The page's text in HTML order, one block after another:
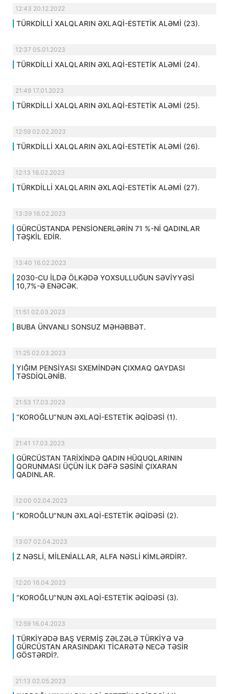
12:43 20.12.2022
TÜRKDİLLİ XALQLARIN ƏXLAQİ-ESTETİK ALƏMİ (23).
12:37 05.01.2023
TÜRKDİLLİ XALQLARIN ƏXLAQİ-ESTETİK ALƏMİ (24).
21:49 17.01.2023
TÜRKDİLLİ XALQLARIN ƏXLAQİ-ESTETİK ALƏMİ (25).
12:59 02.02.2023
TÜRKDİLLİ XALQLARIN ƏXLAQİ-ESTETİK ALƏMİ (26).
12:13 16.02.2023
TÜRKDİLLİ XALQLARIN ƏXLAQİ-ESTETİK ALƏMİ (27).
13:39 16.02.2023
GÜRCÜSTANDA PENSİONERLƏRİN 71 %-Nİ QADINLAR
TƏŞKİL EDİR.
13:40 16.02.2023
2030-CU İLDƏ ÖLKƏDƏ YOXSULLUĞUN SƏVİYYƏSİ
10,7%-Ə ENƏCƏK.
11:51 02.03.2023
BUBA ÜNVANLI SONSUZ MƏHƏBBƏT.
11:25 02.03.2023
YIĞIM PENSİYASI SXEMİNDƏN ÇIXMAQ QAYDASI
TƏSDİQLƏNİB.
21:53 17.03.2023
“KOROĞLU”NUN ƏXLAQİ-ESTETİK ƏQİDƏSİ (1).
21:41 17.03.2023
GÜRCÜSTAN TARİXİNDƏ QADIN HÜQUQLARININ
QORUNMASI ÜÇÜN İLK DƏFƏ SƏSİNİ ÇIXARAN
QADINLAR.
12:00 02.04.2023
“KOROĞLU”NUN ƏXLAQİ-ESTETİK ƏQİDƏSİ (2).
13:07 02.04.2023
Z NƏSLİ, MİLENİALLAR, ALFA NƏSLİ KİMLƏRDİR?.
12:20 16.04.2023
“KOROĞLU”NUN ƏXLAQİ-ESTETİK ƏQİDƏSİ (3).
12:59 16.04.2023
TÜRKİYƏDƏ BAŞ VERMİŞ ZƏLZƏLƏ TÜRKİYƏ VƏ
GÜRCÜSTAN ARASINDAKI TİCARƏTƏ NECƏ TƏSİR
GÖSTƏRDİ?.
21:13 02.05.2023